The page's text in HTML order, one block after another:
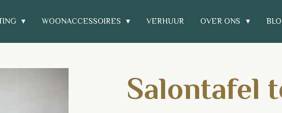
WOONACCESSOIRES VERHUUR OVER ONS
Salontafel